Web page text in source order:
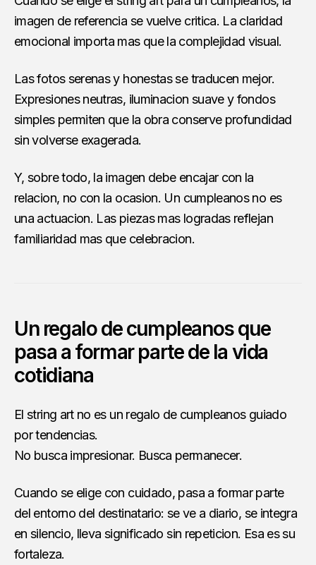
imagen de referencia se vuelve critica. La claridad
emocional importa mas que la complejidad visual.
Las fotos serenas y honestas se traducen mejor.
Expresiones neutras, iluminacion suave y fondos
simples permiten que la obra conserve profundidad
sin volverse exagerada.
Y, sobre todo, la imagen debe encajar con la
relacion, no con la ocasion. Un cumpleanos no es
una actuacion. Las piezas mas logradas reflejan
familiaridad mas que celebracion.
Un regalo de cumpleanos que
pasa a formar parte de la vida
cotidiana
El string art no es un regalo de cumpleanos guiado
por tendencias.
No busca impresionar. Busca permanecer.
Cuando se elige con cuidado, pasa a formar parte
del entorno del destinatario: se ve a diario, se integra
en silencio, lleva significado sin repeticion. Esa es su
fortaleza.